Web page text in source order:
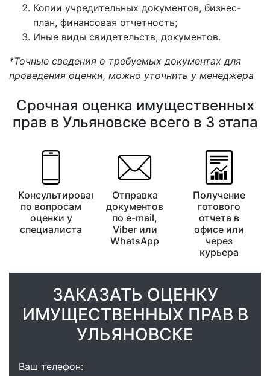
Копии учредительных документов, бизнес-
план, финансовая отчетность;
Иные виды свидетельств, документов.
*Точные сведения о требуемых документах для
проведения оценки, можно уточнить у менеджера
Срочная оценка имущественных
прав в Ульяновске всего в 3 этапа
Консультирование
по вопросам
оценки у
специалиста
Отправка
документов
по e-mail,
Viber или
WhatsApp
Получение
готового
отчета в
офисе или
через
курьера
ЗАКАЗАТЬ ОЦЕНКУ
ИМУЩЕСТВЕННЫХ ПРАВ В
УЛЬЯНОВСКЕ
Ваш телефон: